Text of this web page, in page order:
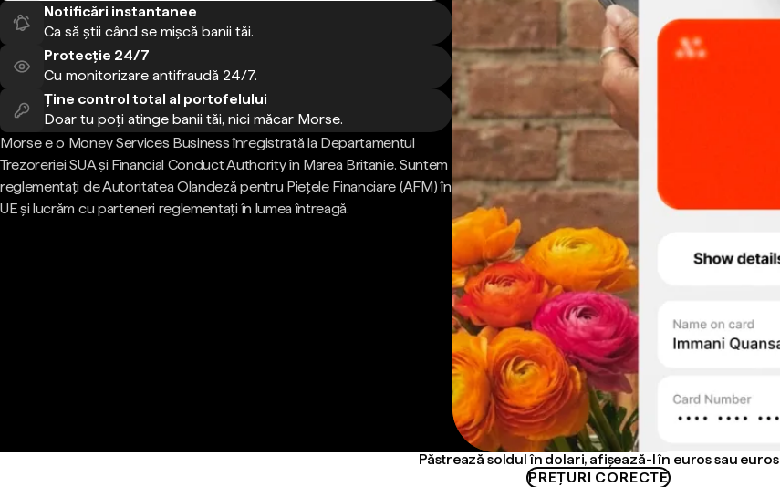
Notificări instantanee
Ca să știi când se mișcă banii tăi.
Protecție 24/7
Cu monitorizare antifraudă 24/7.
Ține control total al portofelului
Doar tu poți atinge banii tăi, nici măcar Morse.
Morse e o Money Services Business înregistrată la Departamentul
Trezoreriei SUA și Financial Conduct Authority în Marea Britanie. Suntem
reglementați de Autoritatea Olandeză pentru Piețele Financiare (AFM) în
UE și lucrăm cu parteneri reglementați în lumea întreagă.
Păstrează soldul în dolari, afișează-l în euros sau euros
PREȚURI CORECTE